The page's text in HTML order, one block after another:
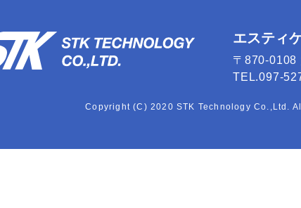
エスティ
〒870-0108
TEL.097-
Copyright (C) 2020 STK Technology Co.,Ltd.